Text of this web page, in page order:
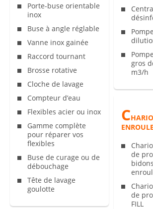
Porte-buse orientable
inox
Buse à angle réglable
Vanne inox gainée
Raccord tournant
Brosse rotative
Cloche de lavage
Compteur d’eau
Flexibles acier ou inox
Gamme complète
pour réparer vos
flexibles
Buse de curage ou de
débouchage
Tête de lavage
goulotte
gros
m3/h
C
de
de
FILL